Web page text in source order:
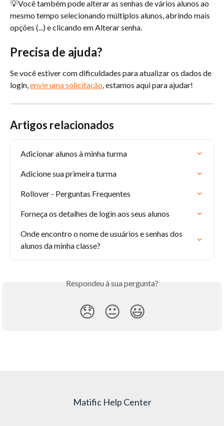
💡Você também pode alterar as senhas de vários alunos ao
mesmo tempo selecionando múltiplos alunos, abrindo mais
opções (...) e clicando em Alterar senha.
Precisa de ajuda?
Se você estiver com dificuldades para atualizar os dados de
login, envie uma solicitação, estamos aqui para ajudar!
Artigos relacionados
Adicionar alunos à minha turma
Adicione sua primeira turma
Rollover - Perguntas Frequentes
Forneça os detalhes de login aos seus alunos
Onde encontro o nome de usuários e senhas dos
alunos da minha classe?
Respondeu à sua pergunta?
😞 😐 😃
Matific Help Center